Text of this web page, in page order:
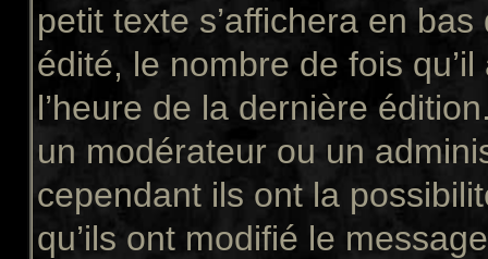
petit texte s’affichera en
édité, le nombre de fois
l’heure de la dernière
un modérateur ou un
cependant ils ont la
qu’ils ont modifié le